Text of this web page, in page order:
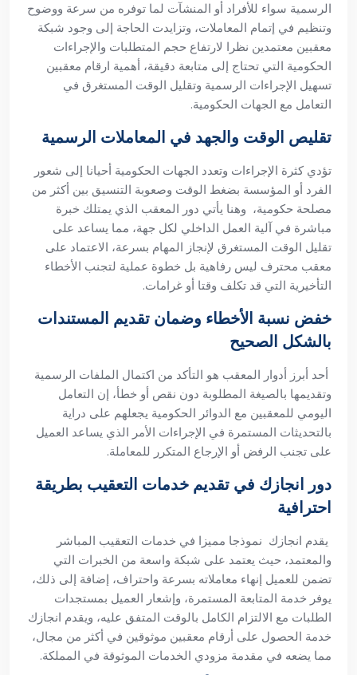
الرسمية سواء للأفراد أو المنشآت لما توفره من سرعة ووضوح
وتنظيم في إتمام المعاملات، وتزايدت الحاجة إلى وجود شبكة
معقبين معتمدين نظرا لارتفاع حجم المتطلبات والإجراءات
الحكومية التي تحتاج إلى متابعة دقيقة، أهمية ارقام معقبين
تسهيل الإجراءات الرسمية وتقليل الوقت المستغرق في
التعامل مع الجهات الحكومية.
تقليص الوقت والجهد في المعاملات الرسمية
تؤدي كثرة الإجراءات وتعدد الجهات الحكومية أحيانا إلى شعور
الفرد أو المؤسسة بضغط الوقت وصعوبة التنسيق بين أكثر من
مصلحة حكومية، وهنا يأتي دور المعقب الذي يمتلك خبرة
مباشرة في آلية العمل الداخلي لكل جهة، مما يساعد على
تقليل الوقت المستغرق لإنجاز المهام بسرعة، الاعتماد على
معقب محترف ليس رفاهية بل خطوة عملية لتجنب الأخطاء
التأخيرية التي قد تكلف وقتا أو غرامات.
خفض نسبة الأخطاء وضمان تقديم المستندات
بالشكل الصحيح
أحد أبرز أدوار المعقب هو التأكد من اكتمال الملفات الرسمية
وتقديمها بالصيغة المطلوبة دون نقص أو خطأ، إن التعامل
اليومي للمعقبين مع الدوائر الحكومية يجعلهم على دراية
بالتحديثات المستمرة في الإجراءات الأمر الذي يساعد العميل
على تجنب الرفض أو الإرجاع المتكرر للمعاملة.
دور انجازك في تقديم خدمات التعقيب بطريقة
احترافية
يقدم انجازك نموذجا مميزا في خدمات التعقيب المباشر
والمعتمد، حيث يعتمد على شبكة واسعة من الخبرات التي
تضمن للعميل إنهاء معاملاته بسرعة واحتراف، إضافة إلى ذلك،
يوفر خدمة المتابعة المستمرة، وإشعار العميل بمستجدات
الطلبات مع الالتزام الكامل بالوقت المتفق عليه، ويقدم انجازك
خدمة الحصول على أرقام معقبين موثوقين في أكثر من مجال،
مما يضعه في مقدمة مزودي الخدمات الموثوقة في المملكة.